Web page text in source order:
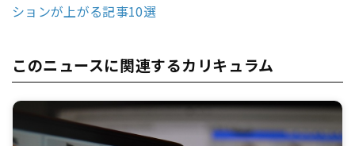
ションが上がる記事10選
このニュースに関連するカリキュラム